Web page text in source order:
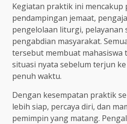
Kegiatan praktik ini mencakup
pendampingan jemaat,
pengelolaan liturgi, pelayanan
pengabdian masyarakat.
tersebut membuat mahasiswa
situasi nyata sebelum terjun
penuh waktu.
Dengan kesempatan praktik
lebih siap, percaya diri, dan
pemimpin yang matang.